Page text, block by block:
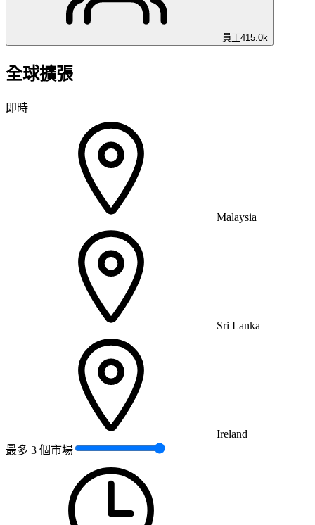
員工415.0k
全球擴張
即時
Malaysia
Sri Lanka
Ireland
最多 3 個市場